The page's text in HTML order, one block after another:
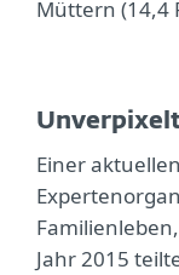
Müttern (14,4
Einer
Jahr 2015